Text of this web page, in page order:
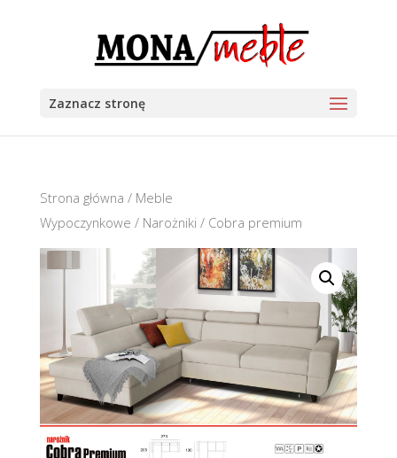
Zaznacz stronę
Strona główna / Meble
Wypoczynkowe / Narożniki / Cobra premium